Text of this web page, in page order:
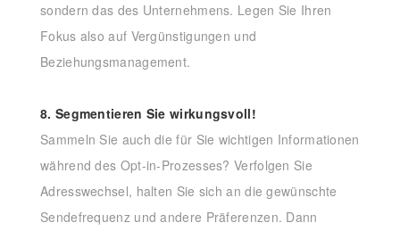
sondern das des Unternehmens. Legen Sie Ihren
Fokus also auf Vergünstigungen und
Beziehungsmanagement.
8. Segmentieren Sie wirkungsvoll!
Sammeln Sie auch die für Sie wichtigen Informationen
während des Opt-in-Prozesses? Verfolgen Sie
Adresswechsel, halten Sie sich an die gewünschte
Sendefrequenz und andere Präferenzen. Dann